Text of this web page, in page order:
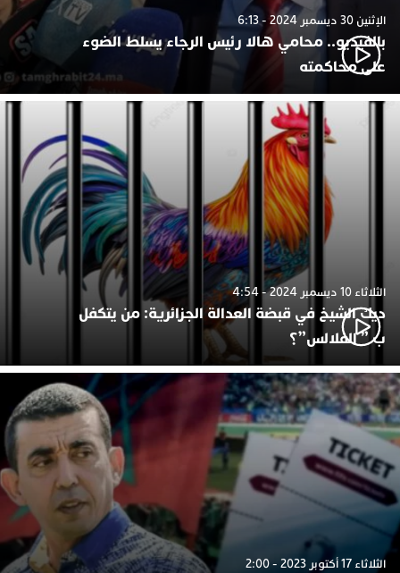
الإثنين 30 ديسمبر 2024 - 6:13
بالفيديو.. محامي هالا رئيس الرجاء يسلط الضوء
على محاكمته
الثلاثاء 10 ديسمبر 2024 - 4:54
ديك الشيخ في قبضة العدالة الجزائرية: من يتكفل
ب ” الفلالس”؟
الثلاثاء 17 أكتوبر 2023 - 2:00